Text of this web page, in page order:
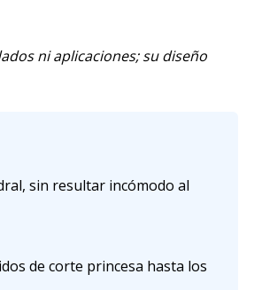
ni aplicaciones; su diseño
sin resultar incómodo al
de corte princesa hasta los